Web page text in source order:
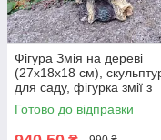
Фігура Змія на дереві
(27х18х18 см),
для саду, фігурка змії з
полістоуну
Готово до відправки